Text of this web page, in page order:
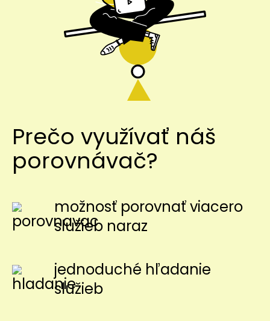
Prečo využívať náš
porovnávač?
možnosť porovnať viacero
služieb naraz
jednoduché hľadanie
služieb